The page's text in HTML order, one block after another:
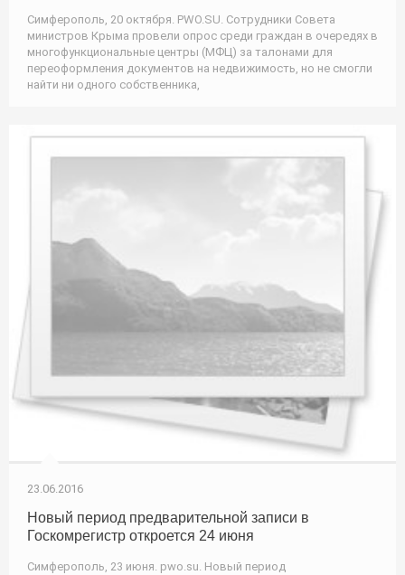
Симферополь, 20 октября. PWO.SU. Сотрудники Совета
министров Крыма провели опрос среди граждан в очередях в
многофункциональные центры (МФЦ) за талонами для
переоформления документов на недвижимость, но не смогли
найти ни одного собственника,
23.06.2016
Новый период предварительной записи в
Госкомрегистр откроется 24 июня
Симферополь, 23 июня. pwo.su. Новый период